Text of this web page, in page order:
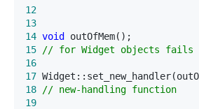
12
13
14 void
15
// for Widget objects fails
16
17
18
// new-handling function
19